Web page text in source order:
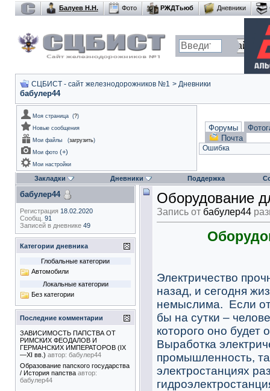
Балуев Н.Н. Фото РЖДТьюб Дневники
СЦБИСТ - сайт железнодорожников №1 > Дневники
бабулер44
Моя страница (?)
Новые сообщения
Мои файлы
(загрузить)
Мои фото (+)
Мои настройки
Форумы
Почта
Ошибка
Закладки Дневники Поддержка
Оборудование
Запись от бабулер44
Электричество
назад, и сегодня
немыслима. Если
бы на сутки –
которого оно будет
Выработка
промышленность,
электростанциях
бабулер44
Регистрация 18.02.2020
Сообщ. 91
Записей в дневнике 49
Категории дневника
Глобальные категории
Автомобили
Локальные категории
Без категории
Последние комментарии
ЗАВИСИМОСТЬ ПАПСТВА ОТ
РИМСКИХ ФЕОДАЛОВ И
ГЕРМАНСКИХ ИМПЕРАТОРОВ (IX
—XI вв.) автор: бабулер44
Образование папского государства
/ История папства автор:
бабулер44